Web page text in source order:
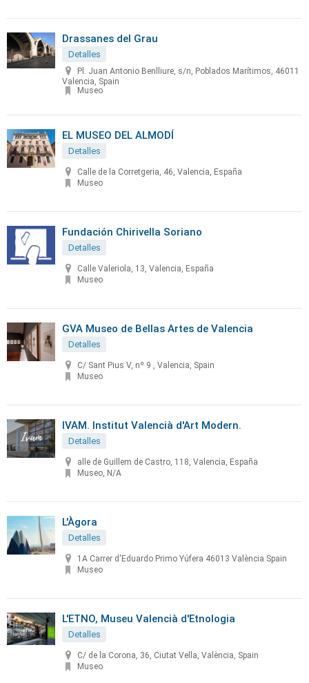
Drassanes del Grau
Detalles
Pl. Juan Antonio Benlliure, s/n, Poblados Marítimos, 46011
Valencia, Spain
Museo
EL MUSEO DEL ALMODÍ
Detalles
Calle de la Corretgeria, 46, Valencia, España
Museo
Fundación Chirivella Soriano
Detalles
Calle Valeriola, 13, Valencia, España
Museo
GVA Museo de Bellas Artes de Valencia
Detalles
C/ Sant Pius V, nº 9 , Valencia, Spain
Museo
IVAM. Institut Valencià d'Art Modern.
Detalles
alle de Guillem de Castro, 118, Valencia, España
Museo, N/A
L'Àgora
Detalles
1A Carrer d'Eduardo Primo Yúfera 46013 València Spain
Museo
L'ETNO, Museu Valencià d'Etnologia
Detalles
C/ de la Corona, 36, Ciutat Vella, València, Spain
Museo